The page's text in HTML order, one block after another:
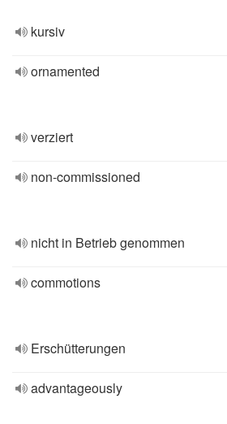
kursiv
ornamented
verziert
non-commissioned
nicht in Betrieb genommen
commotions
Erschütterungen
advantageously